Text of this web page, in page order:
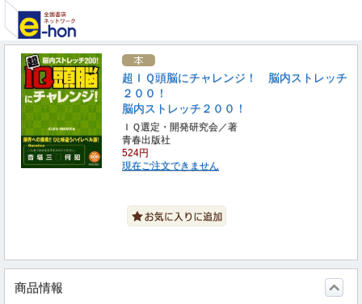
超ＩＱ頭脳にチャレンジ！ 脳内ストレッチ
２００！
脳内ストレッチ２００！
ＩＱ選定・開発研究会／著
青春出版社
524円
現在ご注文できません
商品情報